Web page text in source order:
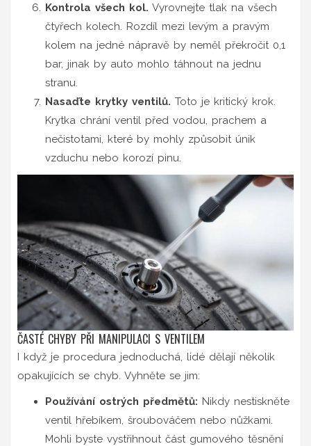
Kontrola všech kol. Vyrovnejte tlak na všech
čtyřech kolech. Rozdíl mezi levým a pravým
kolem na jedné nápravě by neměl překročit 0,1
bar, jinak by auto mohlo táhnout na jednu
stranu.
Nasaďte krytky ventilů. Toto je kritický krok.
Krytka chrání ventil před vodou, prachem a
nečistotami, které by mohly způsobit únik
vzduchu nebo korozí pinu.
ČASTÉ CHYBY PŘI MANIPULACI S VENTILEM
I když je procedura jednoduchá, lidé dělají několik
opakujících se chyb. Vyhněte se jim:
Používání ostrých předmětů: Nikdy nestiskněte
ventil hřebíkem, šroubováčem nebo nůžkami.
Mohli byste vystřihnout část gumového těsnění